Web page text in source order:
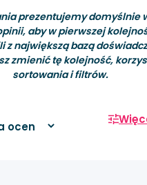
prezentujemy domyślnie
aby w pierwszej
z największą bazą
zmienić tę kolejność,
sortowania i filtrów.